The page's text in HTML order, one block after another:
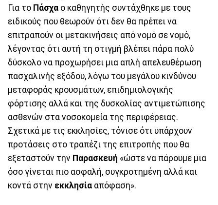
Για το Πάσχα ο καθηγητής συντάχθηκε με τους
ειδικούς που θεωρούν ότι δεν θα πρέπει να
επιτραπούν οι μετακινήσεις από νομό σε νομό,
λέγοντας ότι αυτή τη στιγμή βλέπει πάρα πολύ
δύσκολο να προχωρήσει μια απλή απελευθέρωση
πασχαλινής εξόδου, λόγω του μεγάλου κινδύνου
μεταφοράς κρουσμάτων, επιδημιολογικής
φόρτισης αλλά και της δυσκολίας αντιμετώπισης
ασθενών στα νοσοκομεία της περιφέρειας.
Σχετικά με τις εκκλησίες, τόνισε ότι υπάρχουν
προτάσεις στο τραπέζι της επιτροπής που θα
εξεταστούν την Παρασκευή «ώστε να πάρουμε μια
όσο γίνεται πιο ασφαλή, συγκροτημένη αλλά και
κοντά στην εκκλησία απόφαση».